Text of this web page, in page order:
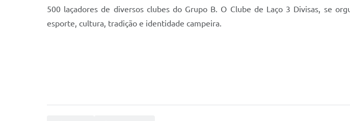
500 laçadores de diversos clubes do Grupo B. O Clube de Laço 3 Divisas, se
esporte, cultura, tradição e identidade campeira.